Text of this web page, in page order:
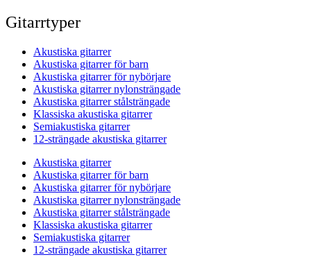
Gitarrtyper
Akustiska gitarrer
Akustiska gitarrer för barn
Akustiska gitarrer för nybörjare
Akustiska gitarrer nylonsträngade
Akustiska gitarrer stålsträngade
Klassiska akustiska gitarrer
Semiakustiska gitarrer
12-strängade akustiska gitarrer
Akustiska gitarrer
Akustiska gitarrer för barn
Akustiska gitarrer för nybörjare
Akustiska gitarrer nylonsträngade
Akustiska gitarrer stålsträngade
Klassiska akustiska gitarrer
Semiakustiska gitarrer
12-strängade akustiska gitarrer